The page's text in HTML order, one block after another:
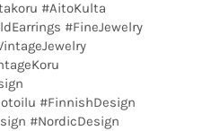
#AitoKulta
#FineJewelry
#FinnishDesign
#NordicDesign